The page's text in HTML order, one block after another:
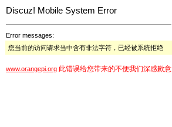
Discuz! Mobile System Error
Error messages:
您当前的访问请求当中含有非法字符，已经被系统拒绝
www.orangepi.org 此错误给您带来的不便我们深感歉意